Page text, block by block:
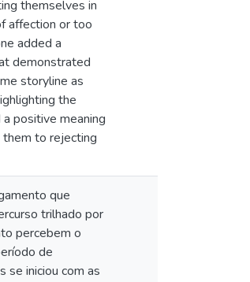
themselves in
affection or too
added a
demonstrated
storyline as
the
positive meaning
to rejecting
que
trilhado por
percebem o
de
se iniciou com as